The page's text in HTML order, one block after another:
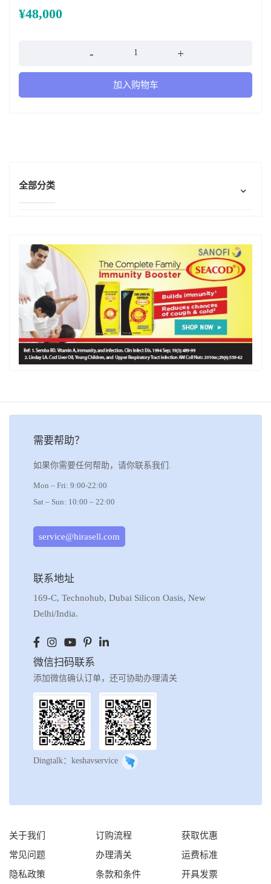
全部分类
癌细胞的物质。一旦药物附
¥48,000
加入购物车
需要帮助？
如果你需要任何帮助，请你联系我们.
Mon – Fri: 9:00-22:00
Sat – Sun: 10:00 – 22:00
service@hirasell.com
联系地址
169-C, Technohub, Dubai Silicon Oasis, New
Delhi/India.
微信扫码联系
添加微信确认订单，还可协助办理清关
Dingtalk：keshavservice
关于我们
常见问题
隐私政策
订购流程
办理清关
条款和条件
获取优惠
运费标准
开具发票